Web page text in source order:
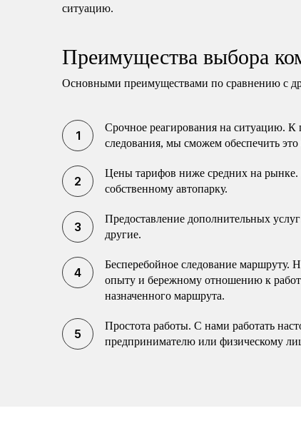
ситуацию.
Преимущества выбора
Основными преимуществами по сравнению с
Срочное реагирования на ситуацию.
следования, мы сможем обеспечить
Цены тарифов ниже средних на рынке.
собственному автопарку.
Предоставление дополнительных
другие.
Бесперебойное следование маршруту.
опыту и бережному отношению к
назначенного маршрута.
Простота работы. С нами работать
предпринимателю или физическому